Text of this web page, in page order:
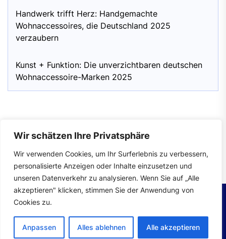
Wir schätzen Ihre Privatsphäre
Wir verwenden Cookies, um Ihr Surferlebnis zu verbessern,
personalisierte Anzeigen oder Inhalte einzusetzen und
unseren Datenverkehr zu analysieren. Wenn Sie auf „Alle
akzeptieren" klicken, stimmen Sie der Anwendung von
Cookies zu.
Anpassen Alles ablehnen Alle akzeptieren
Handwerk trifft Herz: Handgemachte
Wohnaccessoires, die Deutschland 2025
verzaubern
Kunst + Funktion: Die unverzichtbaren deutschen
Wohnaccessoire-Marken 2025
Impressum|Datenschutzerklärung
Copyright © 2026 wohntrends.All rights reserved.
Theme: Mahalo By
Themeinwp.Powered byWordPress.